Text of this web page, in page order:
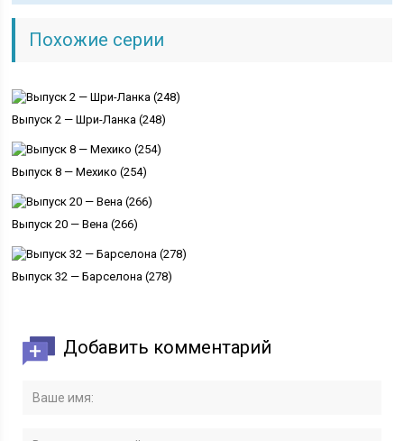
Похожие серии
Выпуск 2 — Шри-Ланка (248)
Выпуск 8 — Мехико (254)
Выпуск 20 — Вена (266)
Выпуск 32 — Барселона (278)
Добавить комментарий